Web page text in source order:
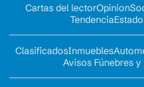
Cartas del lectorOpinion
Tendencia
ClasificadosInmuebles
Avisos Fúnebres y